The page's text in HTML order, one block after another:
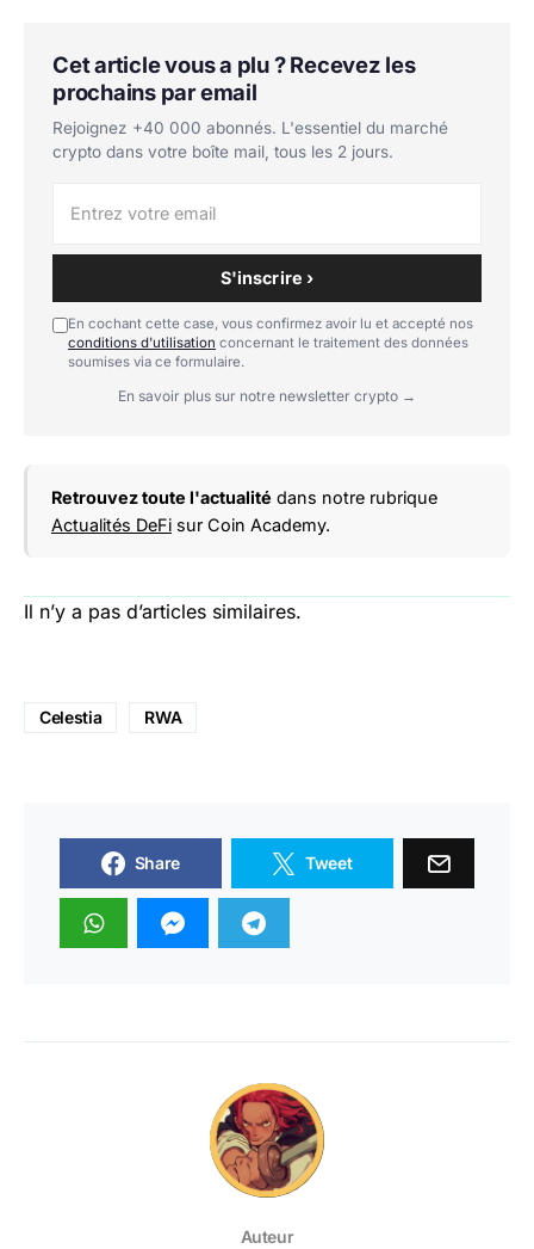
Cet article vous a plu ? Recevez les
prochains par email
Rejoignez +40 000 abonnés. L'essentiel du marché
crypto dans votre boîte mail, tous les 2 jours.
S'inscrire ›
En cochant cette case, vous confirmez avoir lu et accepté nos
conditions d'utilisation concernant le traitement des données
soumises via ce formulaire.
En savoir plus sur notre newsletter crypto →
Retrouvez toute l'actualité dans notre rubrique
Actualités DeFi sur Coin Academy.
Il n’y a pas d’articles similaires.
Celestia RWA
Share Tweet
Auteur